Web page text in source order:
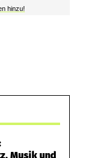
hinzu!
Musik und